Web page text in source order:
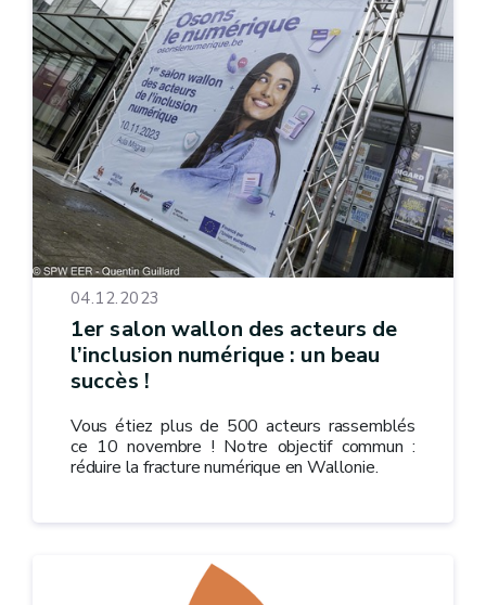
04.12.2023
1er salon wallon des acteurs de
l’inclusion numérique : un beau
succès !
Vous étiez plus de 500 acteurs rassemblés
ce 10 novembre ! Notre objectif commun :
réduire la fracture numérique en Wallonie.